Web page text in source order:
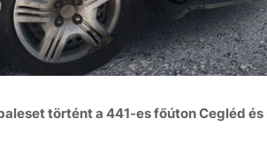
történt a 441-es főúton Cegléd